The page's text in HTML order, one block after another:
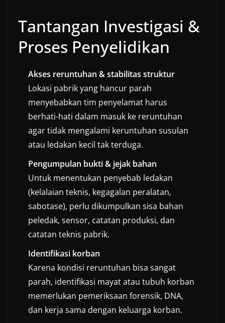
Tantangan Investigasi &
Proses Penyelidikan
Akses reruntuhan & stabilitas struktur
Lokasi pabrik yang hancur parah
menyebabkan tim penyelamat harus
berhati-hati dalam masuk ke reruntuhan
agar tidak mengalami keruntuhan susulan
atau ledakan kecil tak terduga.
Pengumpulan bukti & jejak bahan
Untuk menentukan penyebab ledakan
(kelalaian teknis, kegagalan peralatan,
sabotase), perlu dikumpulkan sisa bahan
peledak, sensor, catatan produksi, dan
catatan teknis pabrik.
Identifikasi korban
Karena kondisi reruntuhan bisa sangat
parah, identifikasi mayat atau tubuh korban
memerlukan pemeriksaan forensik, DNA,
dan kerja sama dengan keluarga korban.